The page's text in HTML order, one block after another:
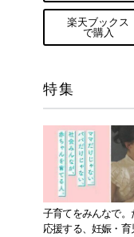
楽天ブックス
で購入
特集
子育てをみんなで
応援する、妊娠・